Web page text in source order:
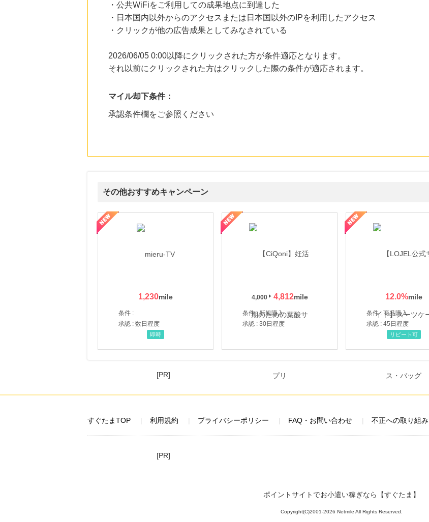
・公共WiFiをご利用しての成果地点に到達した
・日本国内以外からのアクセスまたは日本国以外のIPを利用したアクセス
・クリックが他の広告成果としてみなされている
2026/06/05 0:00以降にクリックされた方が条件適応となります。
それ以前にクリックされた方はクリックした際の条件が適応されます。
マイル却下条件：
承認条件欄をご参照ください
その他おすすめキャンペーン
1,230
条件 :
承認 : 数日程度
即時
4,000 4,812
条件 : 新規購入
承認 : 30日程度
12.0%
条件 : 商品購入
承認 : 45日程度
【LOJEL公式サイト】スーツケース・バッグ
リピート可
【ロデオドライブ】創業70年の信頼と高価買取を実現！ブランド品・貴金属の無料査定
[PR]
すぐたまTOP 利用規約 プライバシーポリシー FAQ・お問い合わせ 不正への取り組み
[PR]
ポイントサイトでお小遣い稼ぎなら【すぐたま】
Copyright(C)2001-2026 Netmile All Rights Reserved.